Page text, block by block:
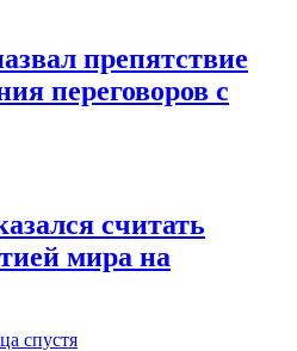
препятствие
переговоров с
считать
мира на
спустя